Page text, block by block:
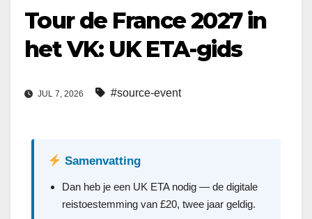
Tour de France 2027 in
het VK: UK ETA-gids
JUL 7, 2026 #source-event
Samenvatting
Dan heb je een UK ETA nodig — de digitale
reistoestemming van £20, twee jaar geldig.